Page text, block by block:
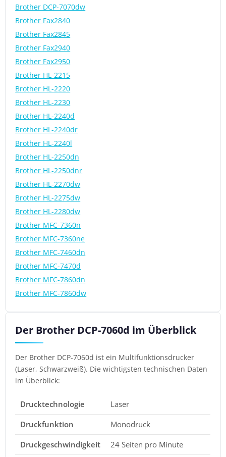
Brother DCP-7070dw
Brother Fax2840
Brother Fax2845
Brother Fax2940
Brother Fax2950
Brother HL-2215
Brother HL-2220
Brother HL-2230
Brother HL-2240d
Brother HL-2240dr
Brother HL-2240l
Brother HL-2250dn
Brother HL-2250dnr
Brother HL-2270dw
Brother HL-2275dw
Brother HL-2280dw
Brother MFC-7360n
Brother MFC-7360ne
Brother MFC-7460dn
Brother MFC-7470d
Brother MFC-7860dn
Brother MFC-7860dw
Der Brother DCP-7060d im Überblick
Der Brother DCP-7060d ist ein Multifunktionsdrucker
(Laser, Schwarzweiß). Die wichtigsten technischen Daten
im Überblick:
Drucktechnologie
Laser
Druckfunktion
Monodruck
Druckgeschwindigkeit
24 Seiten pro Minute